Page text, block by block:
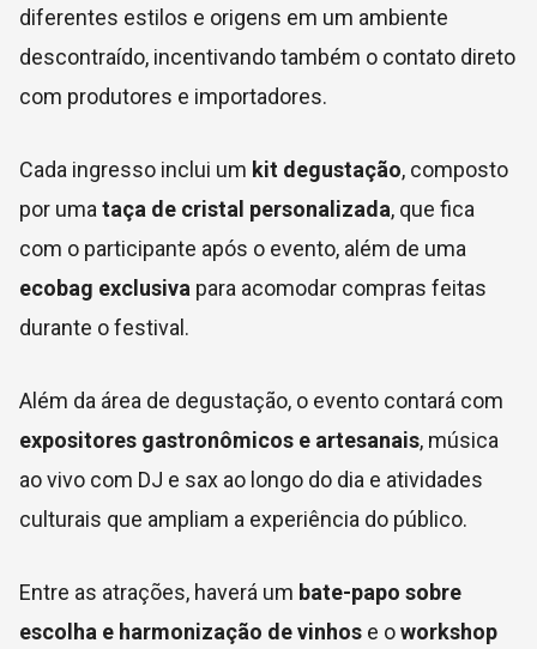
diferentes estilos e origens em um ambiente
descontraído, incentivando também o contato direto
com produtores e importadores.
Cada ingresso inclui um kit degustação, composto
por uma taça de cristal personalizada, que fica
com o participante após o evento, além de uma
ecobag exclusiva para acomodar compras feitas
durante o festival.
Além da área de degustação, o evento contará com
expositores gastronômicos e artesanais, música
ao vivo com DJ e sax ao longo do dia e atividades
culturais que ampliam a experiência do público.
Entre as atrações, haverá um bate-papo sobre
escolha e harmonização de vinhos e oworkshop